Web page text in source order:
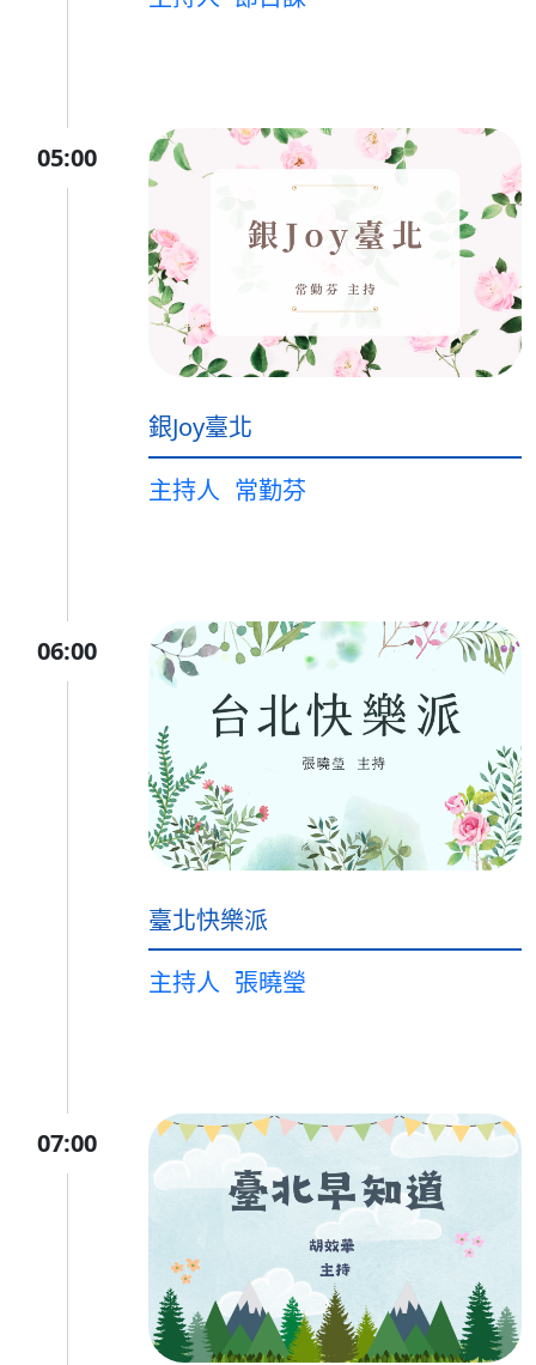
05:00
銀Joy臺北
主持人 常勤芬
06:00
臺北快樂派
主持人 張曉瑩
07:00